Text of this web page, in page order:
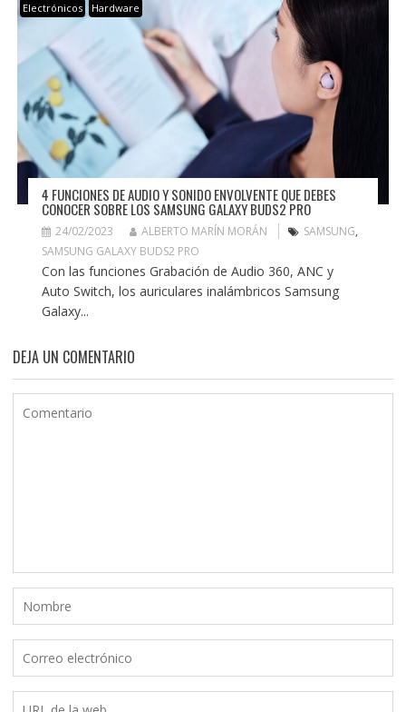
Electrónicos Hardware
4 FUNCIONES DE AUDIO Y SONIDO ENVOLVENTE QUE DEBES
CONOCER SOBRE LOS SAMSUNG GALAXY BUDS2 PRO
24/02/2023 ALBERTO MARÍN MORÁN SAMSUNG,
SAMSUNG GALAXY BUDS2 PRO
Con las funciones Grabación de Audio 360, ANC y
Auto Switch, los auriculares inalámbricos Samsung
Galaxy...
DEJA UN COMENTARIO